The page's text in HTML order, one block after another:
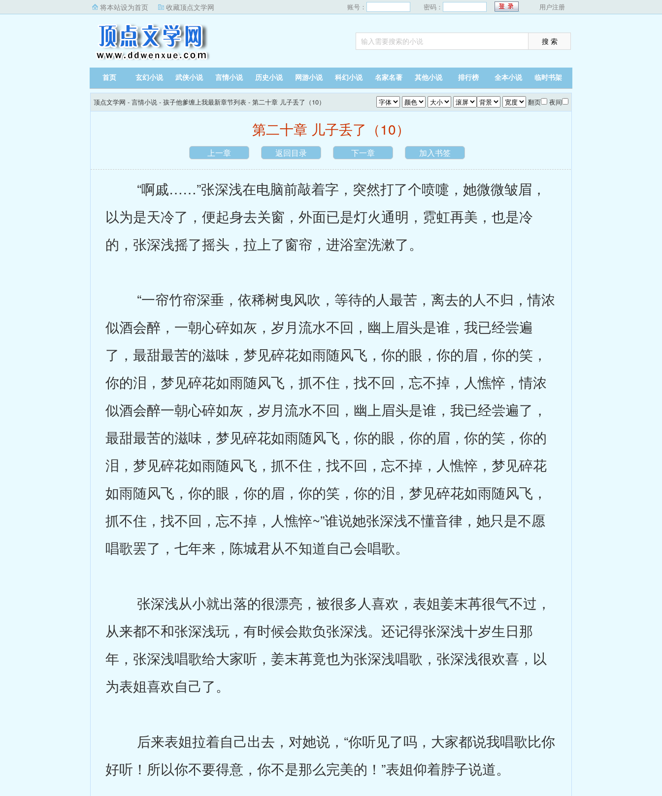
将本站设为首页 收藏顶点文学网 账号： 密码： 用户注册
首页 玄幻小说 武侠小说 言情小说 历史小说 网游小说 科幻小说 名家名著 其他小说 排行榜 全本小说 临时书架
顶点文学网 - 言情小说 - 孩子他爹缠上我最新章节列表 - 第二十章 儿子丢了（10） 翻页 夜间
第二十章 儿子丢了（10）
上一章 返回目录 下一章 加入书签
“啊戚……”张深浅在电脑前敲着字，突然打了个喷嚏，她微微皱眉，
以为是天冷了，便起身去关窗，外面已是灯火通明，霓虹再美，也是冷
的，张深浅摇了摇头，拉上了窗帘，进浴室洗漱了。
“一帘竹帘深垂，依稀树曳风吹，等待的人最苦，离去的人不归，情浓
似酒会醉，一朝心碎如灰，岁月流水不回，幽上眉头是谁，我已经尝遍
了，最甜最苦的滋味，梦见碎花如雨随风飞，你的眼，你的眉，你的笑，
你的泪，梦见碎花如雨随风飞，抓不住，找不回，忘不掉，人憔悴，情浓
似酒会醉一朝心碎如灰，岁月流水不回，幽上眉头是谁，我已经尝遍了，
最甜最苦的滋味，梦见碎花如雨随风飞，你的眼，你的眉，你的笑，你的
泪，梦见碎花如雨随风飞，抓不住，找不回，忘不掉，人憔悴，梦见碎花
如雨随风飞，你的眼，你的眉，你的笑，你的泪，梦见碎花如雨随风飞，
抓不住，找不回，忘不掉，人憔悴~”谁说她张深浅不懂音律，她只是不愿
唱歌罢了，七年来，陈城君从不知道自己会唱歌。
张深浅从小就出落的很漂亮，被很多人喜欢，表姐姜末苒很气不过，
从来都不和张深浅玩，有时候会欺负张深浅。还记得张深浅十岁生日那
年，张深浅唱歌给大家听，姜末苒竟也为张深浅唱歌，张深浅很欢喜，以
为表姐喜欢自己了。
后来表姐拉着自己出去，对她说，“你听见了吗，大家都说我唱歌比你
好听！所以你不要得意，你不是那么完美的！”表姐仰着脖子说道。